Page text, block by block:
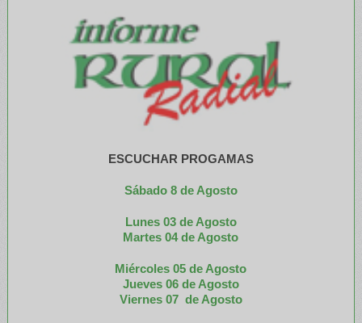
ESCUCHAR PROGAMAS
Sábado 8 de Agosto
Lunes 03 de Agosto
Martes 04 de Agosto
Miércoles 05 de Agosto
Jueves 06 de Agosto
Viernes 07 de Agosto